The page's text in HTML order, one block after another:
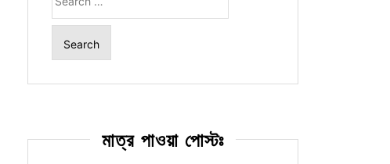
for:
মাত্র পাওয়া পোস্টঃ